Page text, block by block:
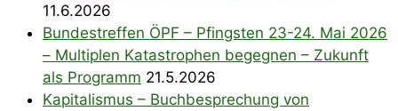
11.6.2026
Bundestreffen ÖPF – Pfingsten 23-24. Mai 2026
– Multiplen Katastrophen begegnen – Zukunft
als Programm 21.5.2026
Kapitalismus – Buchbesprechung von